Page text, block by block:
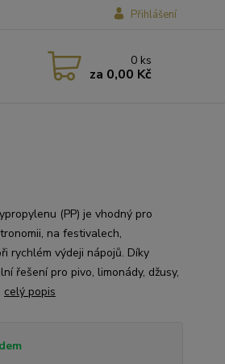
Přihlášení
0 ks
za 0,00 Kč
(PP) je vhodný pro
na festivalech,
rychlém výdeji nápojů. Díky
řešení pro pivo, limonády, džusy,
celý popis